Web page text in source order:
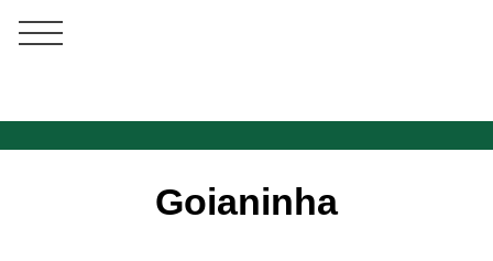
Goianinha